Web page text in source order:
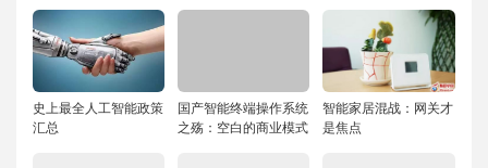
史上最全人工智能政策
汇总
国产智能终端操作系统
之殇：空白的商业模式
智能家居混战：网关才
是焦点